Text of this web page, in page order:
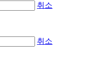
취소
취소